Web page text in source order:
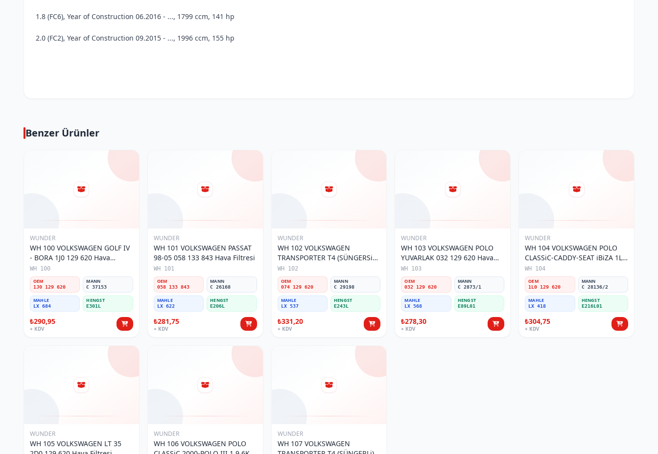
1.8 (FC6), Year of Construction 06.2016 - ..., 1799 ccm, 141 hp
2.0 (FC2), Year of Construction 09.2015 - ..., 1996 ccm, 155 hp
Benzer Ürünler
WUNDER
WH 100 VOLKSWAGEN GOLF IV
- BORA 1J0 129 620 Hava
Filtresi
WH 100
OEM
1J0 129 620
MANN
C 37153
MAHLE
LX 684
HENGST
E301L
₺290,95
+ KDV
WUNDER
WH 101 VOLKSWAGEN PASSAT
98-05 058 133 843 Hava Filtresi
WH 101
OEM
058 133 843
MANN
C 26168
MAHLE
LX 622
HENGST
E206L
₺281,75
+ KDV
WUNDER
WH 102 VOLKSWAGEN
TRANSPORTER T4 (SÜNGERSiZ)
074 129 620 Hava Filtresi
WH 102
OEM
074 129 620
MANN
C 29198
MAHLE
LX 537
HENGST
E243L
₺331,20
+ KDV
WUNDER
WH 103 VOLKSWAGEN POLO
YUVARLAK 032 129 620 Hava
Filtresi
WH 103
OEM
032 129 620
MANN
C 2873/1
MAHLE
LX 568
HENGST
E89L01
₺278,30
+ KDV
WUNDER
WH 104 VOLKSWAGEN POLO
CLASSiC-CADDY-SEAT iBiZA 1L0
129 620 Hava Filtresi
WH 104
OEM
1L0 129 620
MANN
C 28136/2
MAHLE
LX 418
HENGST
E216L01
₺304,75
+ KDV
WUNDER
WH 105 VOLKSWAGEN LT 35
WUNDER
WH 106 VOLKSWAGEN POLO
WUNDER
WH 107 VOLKSWAGEN